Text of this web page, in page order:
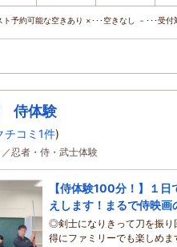
ト予約可能な空きあり ×･･･空きなし －･･･受付
侍体験
チコミ1件)
忍者・侍・武士体験
【侍体験100分！】１
えします！まるで侍映画
◎剣士になりきって刀を振
得にファミリーでも楽しめ